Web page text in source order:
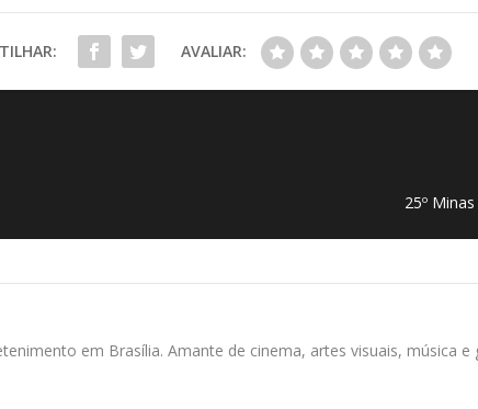
AVALIAR:
25º
em Brasília. Amante de cinema, artes visuais, música e